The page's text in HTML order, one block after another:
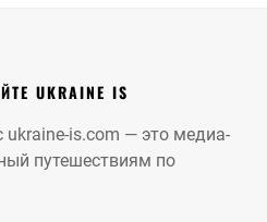
UKRAINE IS
is.com — это медиа-
путешествиям по